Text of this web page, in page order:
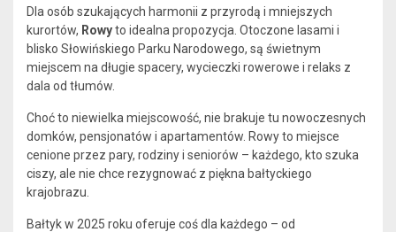
Dla osób szukających harmonii z przyrodą i mniejszych
kurortów, Rowyto idealna propozycja. Otoczone lasami i
blisko Słowińskiego Parku Narodowego, są świetnym
miejscem na długie spacery, wycieczki rowerowe i relaks z
dala od tłumów.
Choć to niewielka miejscowość, nie brakuje tu nowoczesnych
domków, pensjonatów i apartamentów. Rowy to miejsce
cenione przez pary, rodziny i seniorów – każdego, kto szuka
ciszy, ale nie chce rezygnować z piękna bałtyckiego
krajobrazu.
Bałtyk w 2025 roku oferuje coś dla każdego – od